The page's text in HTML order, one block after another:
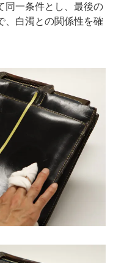
同一条件とし、最後の
、白濁との関係性を確